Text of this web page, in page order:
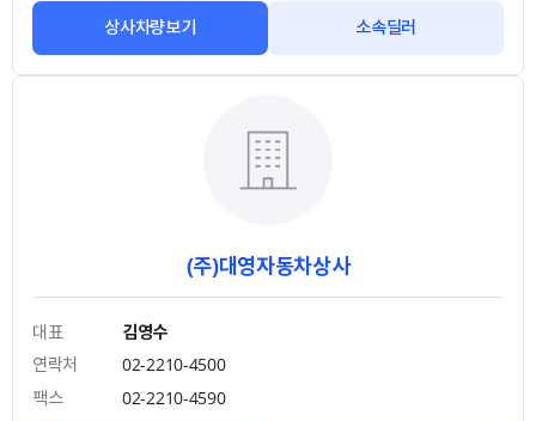
상사차량보기 소속딜러
(주)대영자동차상사
대표
김영수
연락처
02-2210-4500
팩스
02-2210-4590